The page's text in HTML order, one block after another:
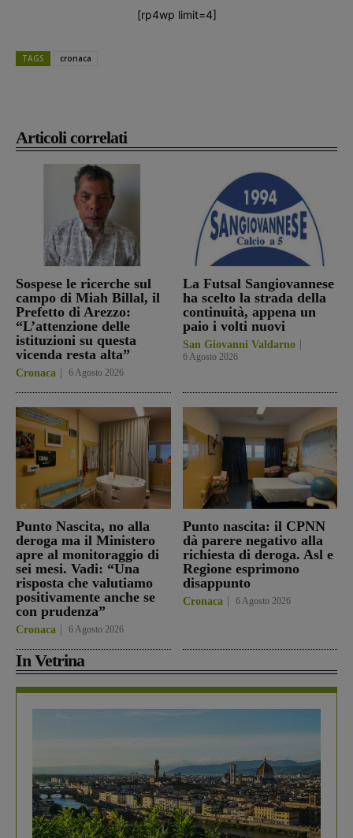
Articoli correlati
Sospese le ricerche sul
campo di Miah Billal, il
Prefetto di Arezzo:
“L’attenzione delle
istituzioni su questa
vicenda resta alta”
Cronaca 6 Agosto 2026
La Futsal Sangiovannese
ha scelto la strada della
continuità, appena un
paio i volti nuovi
San Giovanni Valdarno
6 Agosto 2026
Punto Nascita, no alla
deroga ma il Ministero
apre al monitoraggio di
sei mesi. Vadi: “Una
risposta che valutiamo
positivamente anche se
con prudenza”
Cronaca 6 Agosto 2026
Punto nascita: il CPNN
dà parere negativo alla
richiesta di deroga. Asl e
Regione esprimono
disappunto
Cronaca 6 Agosto 2026
In Vetrina
[rp4wp limit=4]
TAGS cronaca